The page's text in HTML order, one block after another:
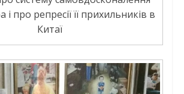
про репресії її прихильників в
Китаї